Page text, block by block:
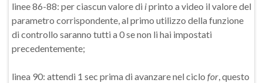
linee 86-88: per ciascun valore di iprinto a video il valore del
parametro corrispondente, al primo utilizzo della funzione
di controllo saranno tutti a 0 se non li hai impostati
precedentemente;
linea 90: attendi 1 sec prima di avanzare nel ciclo for, questo